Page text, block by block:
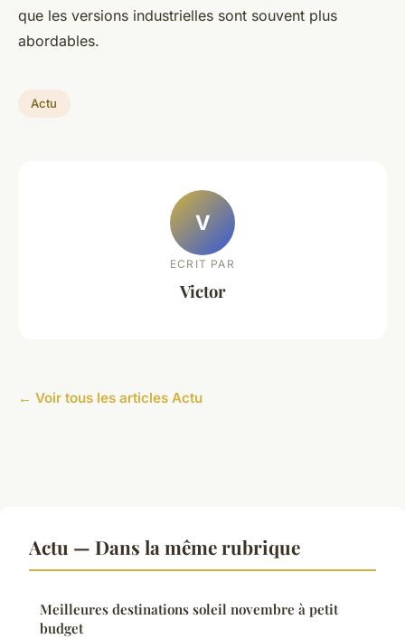
que les versions industrielles sont souvent plus
abordables.
Actu
V
ECRIT PAR
Victor
← Voir tous les articles Actu
Actu — Dans la même rubrique
Meilleures destinations soleil novembre à petit
budget